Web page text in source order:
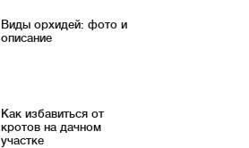
Виды орхидей: фото и
описание
Как избавиться от
кротов на дачном
участке